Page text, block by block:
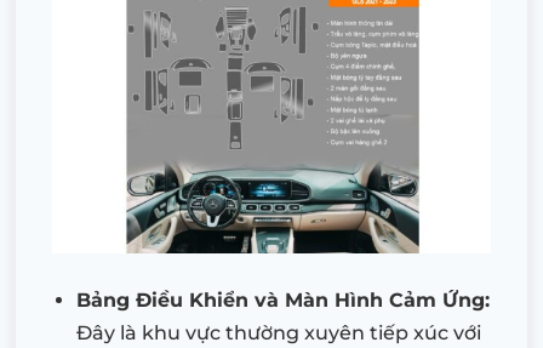
Bảng Điều Khiển và Màn Hình Cảm Ứng:
Đây là khu vực thường xuyên tiếp xúc với